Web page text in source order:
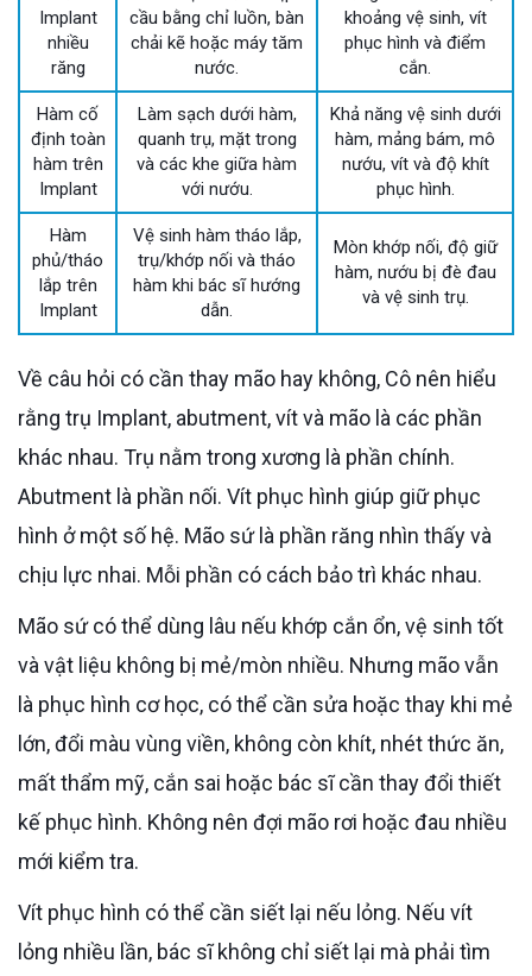
Implant
nhiều
răng
cầu bằng chỉ luồn, bàn
chải kẽ hoặc máy tăm
nước.
khoảng vệ sinh, vít
phục hình và điểm
cắn.
Hàm cố
định toàn
hàm trên
Implant
Làm sạch dưới hàm,
quanh trụ, mặt trong
và các khe giữa hàm
với nướu.
Khả năng vệ sinh dưới
hàm, mảng bám, mô
nướu, vít và độ khít
phục hình.
Hàm
phủ/tháo
lắp trên
Implant
Vệ sinh hàm tháo lắp,
trụ/khớp nối và tháo
hàm khi bác sĩ hướng
dẫn.
Mòn khớp nối, độ giữ
hàm, nướu bị đè đau
và vệ sinh trụ.
Về câu hỏi có cần thay mão hay không, Cô nên hiểu
rằng trụ Implant, abutment, vít và mão là các phần
khác nhau. Trụ nằm trong xương là phần chính.
Abutment là phần nối. Vít phục hình giúp giữ phục
hình ở một số hệ. Mão sứ là phần răng nhìn thấy và
chịu lực nhai. Mỗi phần có cách bảo trì khác nhau.
Mão sứ có thể dùng lâu nếu khớp cắn ổn, vệ sinh tốt
và vật liệu không bị mẻ/mòn nhiều. Nhưng mão vẫn
là phục hình cơ học, có thể cần sửa hoặc thay khi mẻ
lớn, đổi màu vùng viền, không còn khít, nhét thức ăn,
mất thẩm mỹ, cắn sai hoặc bác sĩ cần thay đổi thiết
kế phục hình. Không nên đợi mão rơi hoặc đau nhiều
mới kiểm tra.
Vít phục hình có thể cần siết lại nếu lỏng. Nếu vít
lỏng nhiều lần, bác sĩ không chỉ siết lại mà phải tìm